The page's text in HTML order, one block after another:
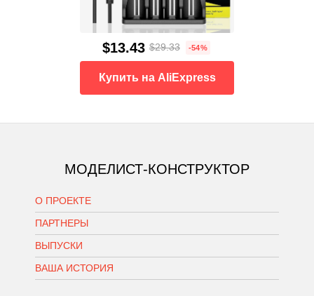
$13.43 $29.33 -54%
Купить на AliExpress
МОДЕЛИСТ-КОНСТРУКТОР
О ПРОЕКТЕ
ПАРТНЕРЫ
ВЫПУСКИ
ВАША ИСТОРИЯ